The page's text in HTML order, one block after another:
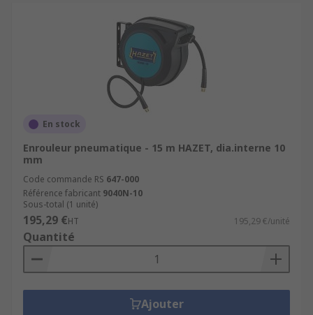
En stock
Enrouleur pneumatique - 15 m HAZET, dia.interne 10
mm
Code commande RS 647-000
Référence fabricant 9040N-10
Sous-total (1 unité)
195,29 €HT 195,29 €/unité
Quantité
Ajouter